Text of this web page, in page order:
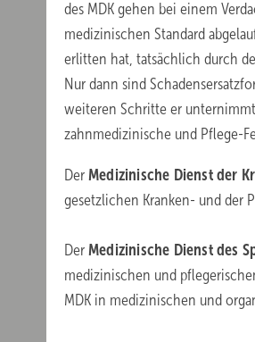
des MDK gehen bei einem
medizinischen Standard
erlitten hat, tatsächlich durch
Nur dann sind
weiteren Schritte er
zahnmedizinische und Pflege-
Der Medizinische Dienst der
gesetzlichen Kranken- und der
Der Medizinische Dienst des
medizinischen und
MDK in medizinischen und